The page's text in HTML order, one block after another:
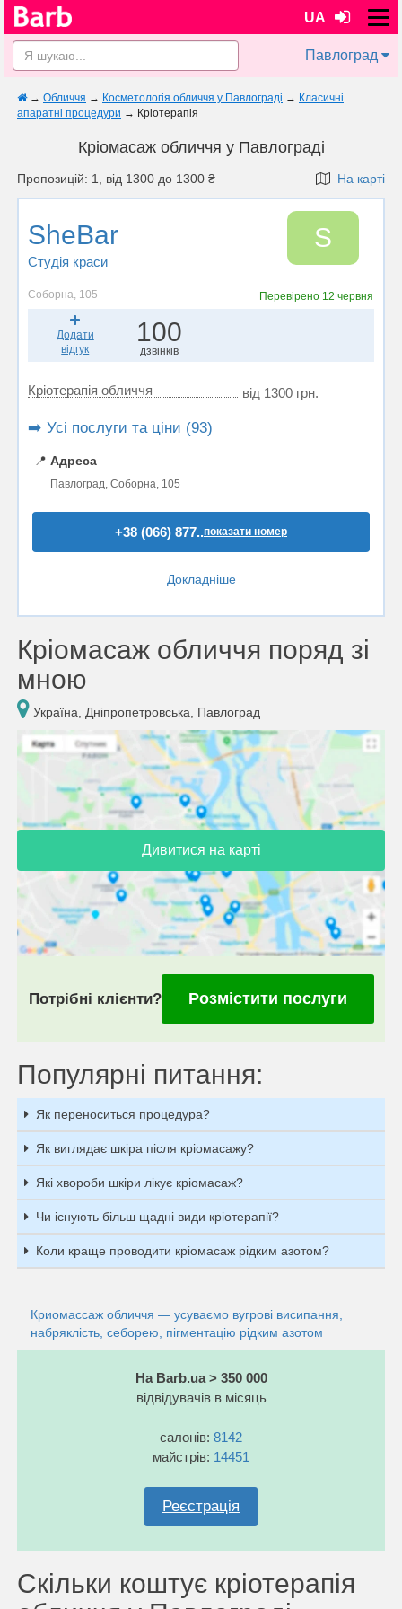
UA
Павлоград
→ Обличчя → Косметологія обличчя у Павлограді → Класичні
апаратні процедури → Кріотерапія
Кріомасаж обличчя у Павлограді
Пропозицій: 1, від 1300 до 1300 ₴ На карті
SheBar
Студія краси
S
Соборна, 105 Перевірено 12 червня
Додати
відгук
100
дзвінків
Кріотерапія обличчя від 1300 грн.
➡️ Усі послуги та ціни (93)
📍 Адреса
Павлоград, Соборна, 105
+38 (066) 877..показати номер
Докладніше
Кріомасаж обличчя поряд зі
мною
Україна, Дніпропетровська, Павлоград
Дивитися на карті
Потрібні клієнти? Розмістити послуги
Популярні питання:
Як переноситься процедура?
Як виглядає шкіра після кріомасажу?
Які хвороби шкіри лікує кріомасаж?
Чи існують більш щадні види кріотерапії?
Коли краще проводити кріомасаж рідким азотом?
Криомассаж обличчя — усуваємо вугрові висипання,
набряклість, себорею, пігментацію рідким азотом
На Barb.ua > 350 000
відвідувачів в місяць
салонів: 8142
майстрів: 14451
Реєстрація
Скільки коштує кріотерапія